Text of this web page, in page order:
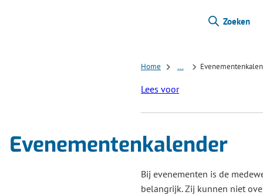
Zoeken
Home
Lees voor
Evenementenkalender
Bij evenementen is de
belangrijk. Zij kunnen niet